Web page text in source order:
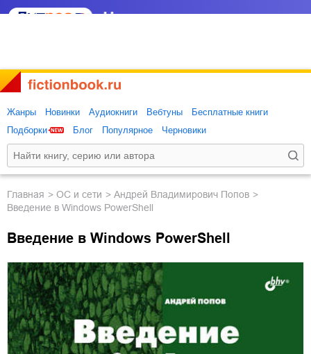
Жанры Новинки Аудиокниги Вебтуны
Бесплатные книги
Подборки
Блог Популярное Черновики
Главная ОС и сети
Андрей Владимирович Попов
Введение в Windows PowerShell
Введение в Windows PowerShell